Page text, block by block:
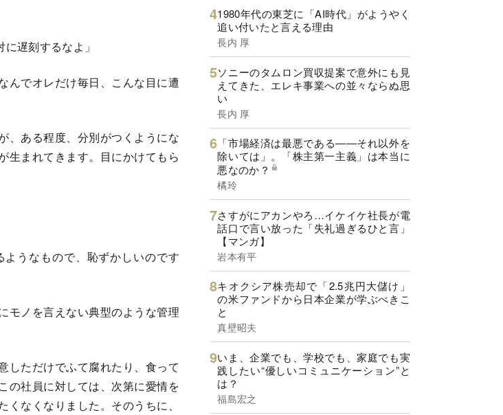
遅刻するなよ」
んでオレだけ毎日、こんな目に遭
、ある程度、分別がつくようにな
生まれてきます。目にかけてもら
ようなもので、恥ずかしいのです
モノを言えない典型のような管理
しただけでふて腐れたり、食って
の社員に対しては、次第に愛情を
なくなりました。そのうちに、
1980年代の東芝に「AI時代」がようやく
追い付いたと言える理由
長内 厚
ソニーのタムロン買収提案で意外にも見
えてきた、エレキ事業への並々ならぬ思
い
長内 厚
「市場経済は最悪である――それ以外を
除いては」。「株主第一主義」は本当に
悪なのか？
橘玲
さすがにアカンやろ…イケイケ社長が電
話口で言い放った「失礼過ぎるひと言」
【マンガ】
岩本有平
キオクシア株売却で「2.5兆円大儲け」
の米ファンドから日本企業が学ぶべきこ
と
真壁昭夫
いま、企業でも、学校でも、家庭でも実
践したい“優しいコミュニケーション”と
は？
福島宏之